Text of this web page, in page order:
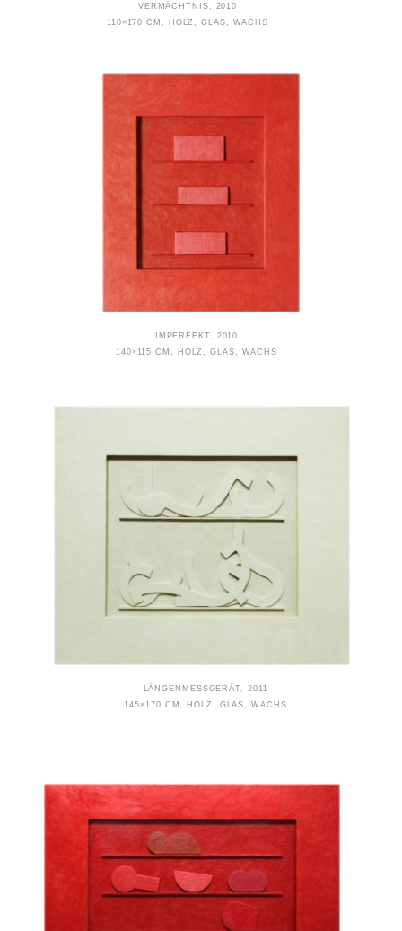
VERMÄCHTNIS, 2010
110×170 CM, HOLZ, GLAS, WACHS
IMPERFEKT, 2010
140×115 CM, HOLZ, GLAS, WACHS
LÄNGENMESSGERÄT, 2011
145×170 CM, HOLZ, GLAS, WACHS